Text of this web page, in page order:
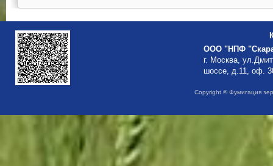
ООО "НПФ
г. Москва,
шоссе, д.11, оф.
Copyright © Фумигация